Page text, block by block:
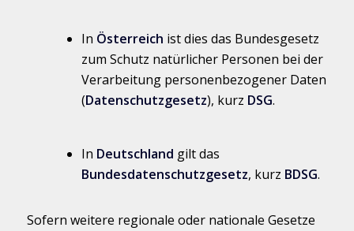
In Österreich ist dies das Bundesgesetz
zum Schutz natürlicher Personen bei der
Verarbeitung personenbezogener Daten
(Datenschutzgesetz), kurz DSG.
In Deutschland gilt das
Bundesdatenschutzgesetz, kurz BDSG.
Sofern weitere regionale oder nationale Gesetze